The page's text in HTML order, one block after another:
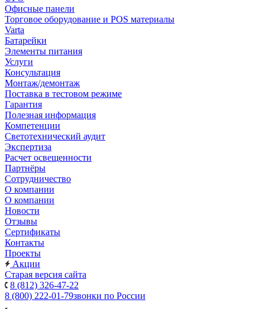
Офисные панели
Торговое оборудование и POS материалы
Varta
Батарейки
Элементы питания
Услуги
Консультация
Монтаж/демонтаж
Поставка в тестовом режиме
Гарантия
Полезная информация
Компетенции
Светотехнический аудит
Экспертиза
Расчет освещенности
Партнёры
Cотрудничество
О компании
О компании
Новости
Отзывы
Сертификаты
Контакты
Проекты
Акции
Старая версия сайта
8 (812) 326-47-22
8 (800) 222-01-79звонки по России